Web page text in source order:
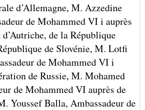
d’Allemagne, M. Azzedine
de Mohammed VI i auprès
de la République
de Slovénie, M. Lotfi
de Mohammed VI i
de Russie, M. Mohamed
de Mohammed VI auprès de
Youssef Balla, Ambassadeur de